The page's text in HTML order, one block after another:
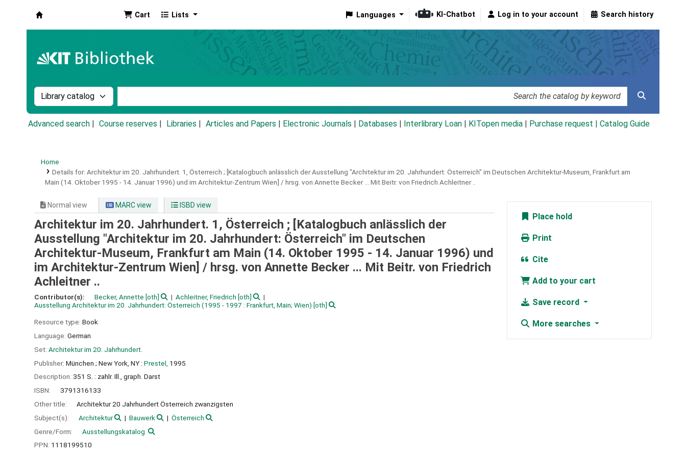
Cart Lists Languages KI-Chatbot Log in to your account Search history
Search the catalog by:
Advanced search Course reserves Libraries Articles and Papers Electronic Journals Databases Interlibrary Loan KITopen media Purchase request | Catalog Guide
Home
Details for: Architektur im 20. Jahrhundert. 1, Österreich ; [Katalogbuch anlässlich der Ausstellung "Architektur im 20. Jahrhundert: Österreich" im Deutschen Architektur-Museum, Frankfurt am
Main (14. Oktober 1995 - 14. Januar 1996) und im Architektur-Zentrum Wien] / hrsg. von Annette Becker ... Mit Beitr. von Friedrich Achleitner ..
Normal view MARC view ISBD view
Architektur im 20. Jahrhundert. 1, Österreich ; [Katalogbuch anlässlich der
Ausstellung "Architektur im 20. Jahrhundert: Österreich" im Deutschen
Architektur-Museum, Frankfurt am Main (14. Oktober 1995 - 14. Januar 1996) und
im Architektur-Zentrum Wien] / hrsg. von Annette Becker ... Mit Beitr. von Friedrich
Achleitner ..
Contributor(s): Becker, Annette [oth] Achleitner, Friedrich [oth]
Ausstellung Architektur im 20. Jahrhundert: Österreich (1995 - 1997 : Frankfurt, Main; Wien) [oth]
Resource type: Book
Language: German
Set: Architektur im 20. Jahrhundert.
Publisher: München ; New York, NY : Prestel, 1995
Description: 351 S. : zahlr. Ill., graph. Darst
ISBN:
3791316133
Other title:
Architektur 20 Jahrhundert Österreich zwanzigsten
Subject(s):
Architektur Bauwerk
Österreich
Genre/Form:
Ausstellungskatalog
PPN: 1118199510
Place hold
Print
Cite
Add to your cart
Save record
More searches